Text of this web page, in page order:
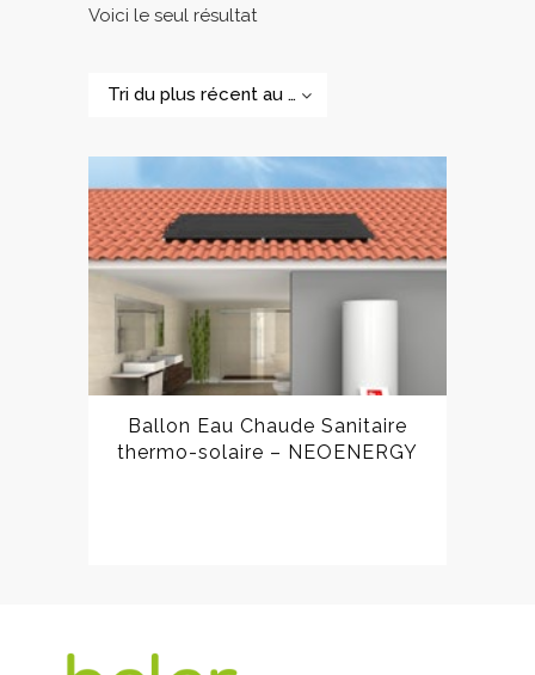
Voici le seul résultat
Tri du plus récent au plus ancien
Ballon Eau Chaude Sanitaire
thermo-solaire – NEOENERGY